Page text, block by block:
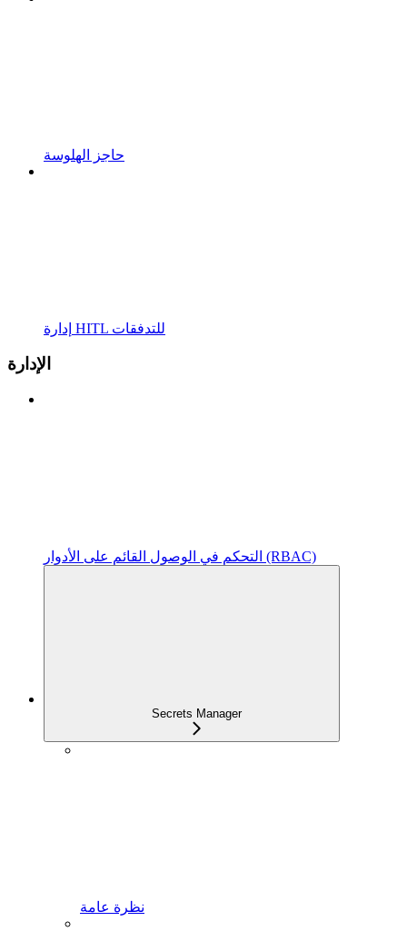
حاجز الهلوسة
إدارة HITL للتدفقات
الإدارة
التحكم في الوصول القائم على الأدوار (RBAC)
Secrets Manager
نظرة عامة